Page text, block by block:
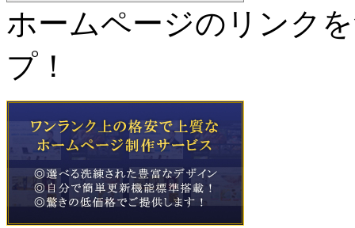
ホームページのリンク
プ！